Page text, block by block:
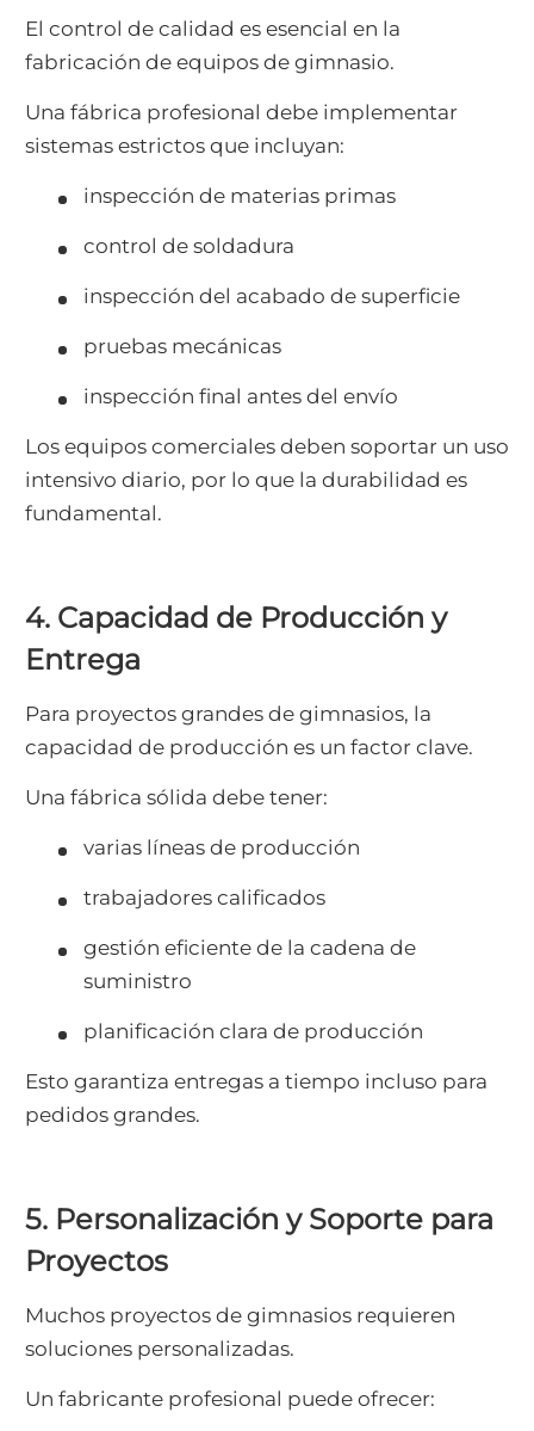
El control de calidad es esencial en la
fabricación de equipos de gimnasio.
Una fábrica profesional debe implementar
sistemas estrictos que incluyan:
inspección de materias primas
control de soldadura
inspección del acabado de superficie
pruebas mecánicas
inspección final antes del envío
Los equipos comerciales deben soportar un uso
intensivo diario, por lo que la durabilidad es
fundamental.
4. Capacidad de Producción y
Entrega
Para proyectos grandes de gimnasios, la
capacidad de producción es un factor clave.
Una fábrica sólida debe tener:
varias líneas de producción
trabajadores calificados
gestión eficiente de la cadena de
suministro
planificación clara de producción
Esto garantiza entregas a tiempo incluso para
pedidos grandes.
5. Personalización y Soporte para
Proyectos
Muchos proyectos de gimnasios requieren
soluciones personalizadas.
Un fabricante profesional puede ofrecer: